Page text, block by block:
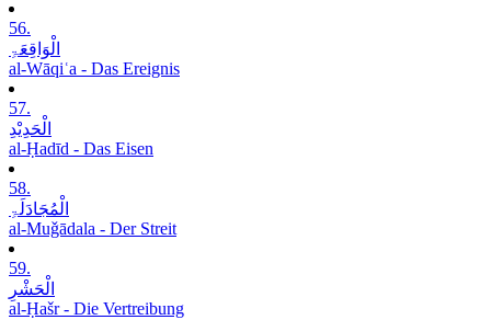
56.
الْوَاقِعَۃِ
al-Wāqiʿa - Das Ereignis
57.
الْحَدِیْدِ
al-Ḥadīd - Das Eisen
58.
الْمُجَادَلَۃِ
al-Muǧādala - Der Streit
59.
الْحَشْرِ
al-Ḥašr - Die Vertreibung